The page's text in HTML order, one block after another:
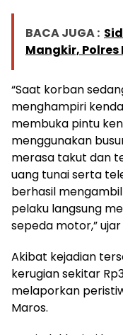
BACA JUGA :
Mangkir,
“Saat korban
menghampiri
membuka pintu
menggunakan
merasa takut dan
uang tunai serta
berhasil
pelaku langsung
sepeda motor,”
Akibat kejadian
kerugian sekitar
melaporkan
Maros.